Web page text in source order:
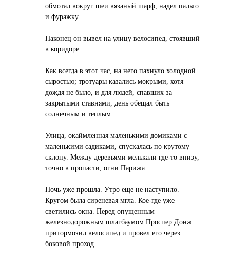
обмотал вокруг шеи вязаный шарф, надел пальто
и фуражку.
Наконец он вывел на улицу велосипед, стоявший
в коридоре.
Как всегда в этот час, на него пахнуло холодной
сыростью; тротуары казались мокрыми, хотя
дождя не было, и для людей, спавших за
закрытыми ставнями, день обещал быть
солнечным и теплым.
Улица, окаймленная маленькими домиками с
маленькими садиками, спускалась по крутому
склону. Между деревьями мелькали где-то внизу,
точно в пропасти, огни Парижа.
Ночь уже прошла. Утро еще не наступило.
Кругом была сиреневая мгла. Кое-где уже
светились окна. Перед опущенным
железнодорожным шлагбаумом Проспер Донж
притормозил велосипед и провел его через
боковой проход.